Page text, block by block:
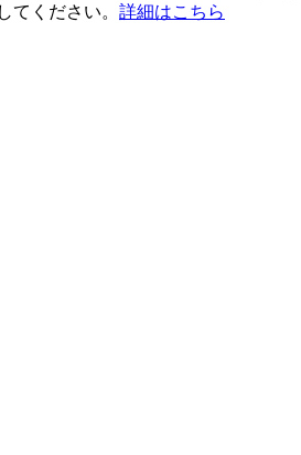
てください。 詳細はこちら